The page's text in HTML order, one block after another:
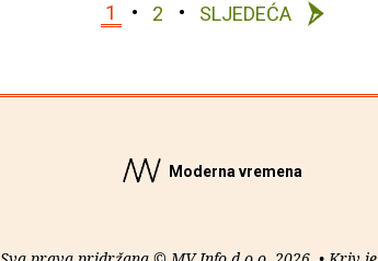
1 2 SLJEDEĆA
Moderna vremena